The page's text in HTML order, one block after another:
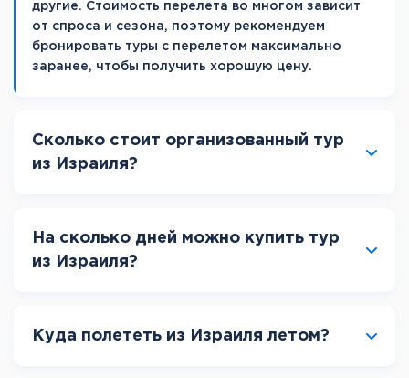
другие. Стоимость перелета во многом зависит
от спроса и сезона, поэтому рекомендуем
бронировать туры с перелетом максимально
заранее, чтобы получить хорошую цену.
Сколько стоит организованный тур
из Израиля?
На сколько дней можно купить тур
из Израиля?
Куда полететь из Израиля летом?